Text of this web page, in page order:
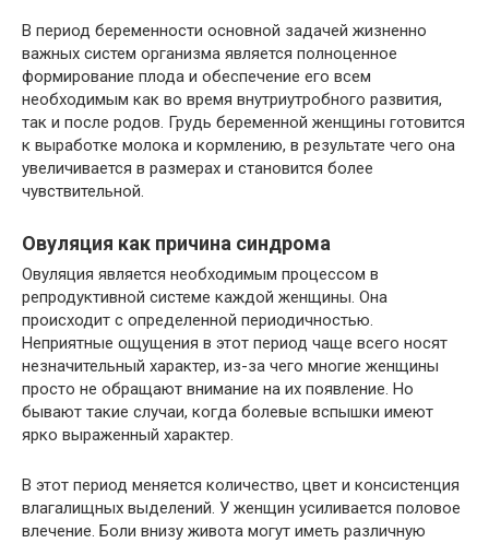
В период беременности основной задачей жизненно
важных систем организма является полноценное
формирование плода и обеспечение его всем
необходимым как во время внутриутробного развития,
так и после родов. Грудь беременной женщины готовится
к выработке молока и кормлению, в результате чего она
увеличивается в размерах и становится более
чувствительной.
Овуляция как причина синдрома
Овуляция является необходимым процессом в
репродуктивной системе каждой женщины. Она
происходит с определенной периодичностью.
Неприятные ощущения в этот период чаще всего носят
незначительный характер, из-за чего многие женщины
просто не обращают внимание на их появление. Но
бывают такие случаи, когда болевые вспышки имеют
ярко выраженный характер.
В этот период меняется количество, цвет и консистенция
влагалищных выделений. У женщин усиливается половое
влечение. Боли внизу живота могут иметь различную